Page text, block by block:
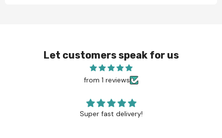
Let customers speak for us
from 1 reviews
Super fast delivery!